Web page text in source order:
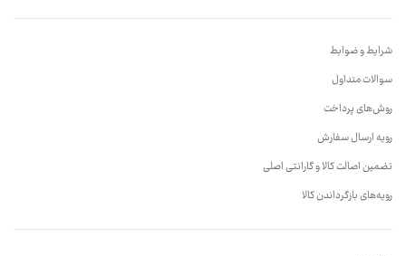
شرایط و ضوابط
سوالات متداول
روش‌های پرداخت
رویه ارسال سفارش
تضمین اصالت کالا و گارانتی اصلی
رویه‌های بازگرداندن کالا